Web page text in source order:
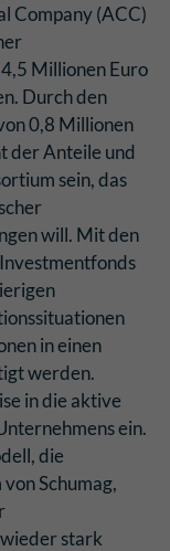
Company (ACC)
Millionen Euro
Durch den
0,8 Millionen
der Anteile und
sein, das
will. Mit den
in einen
werden.
in die aktive
ein.
die
Schumag,
wieder stark